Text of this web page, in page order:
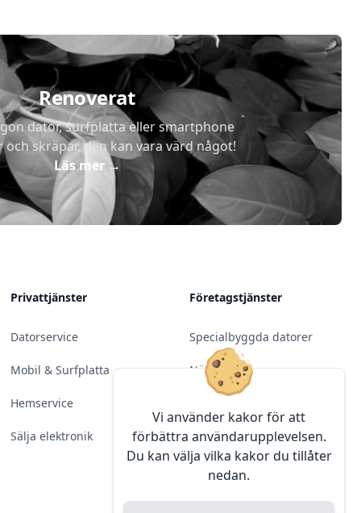
Vi använder kakor för att
förbättra användarupplevelsen.
Du kan välja vilka kakor du tillåter
nedan.
Renoverat
dator, surfplatta eller smartphone
och skräpar, den kan vara värd något!
Läs mer→
Privattjänster
Datorservice
Mobil & Surfplatta
Hemservice
Sälja elektronik
Företagstjänster
Specialbyggda datorer
Nätverk
Programvara
Server & Backup